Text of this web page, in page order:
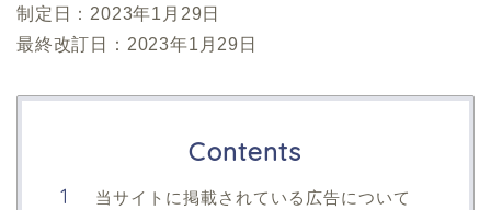
制定日：2023年1月29日
最終改訂日：2023年1月29日
Contents
当サイトに掲載されている広告について